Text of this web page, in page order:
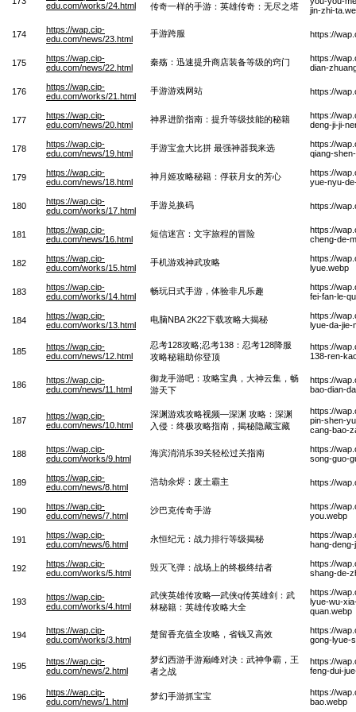
edu.com/works/24.html
传奇一样的手游：英雄传奇：无尽之塔
jin-zhi-
174
https://wap.cip-
edu.com/news/23.html
手游跨服 https://
175
https://wap.cip-
edu.com/news/22.html
秦殇：迅速提升商店装备等级的窍门
https://
dian-
176
https://wap.cip-
edu.com/works/21.html
手游游戏网站 https://
177
https://wap.cip-
edu.com/news/20.html
神界进阶指南：提升等级技能的秘籍
https://
deng-ji-ji-
178
https://wap.cip-
edu.com/news/19.html
手游宝盒大比拼 最强神器我来选
https://
qiang-
179
https://wap.cip-
edu.com/news/18.html
神月姬攻略秘籍：俘获月女的芳心
https://
yue-nyu-
180
https://wap.cip-
edu.com/works/17.html
手游兑换码 https://
181
https://wap.cip-
edu.com/news/16.html
短信迷宫：文字旅程的冒险
https://
cheng-de-
182
https://wap.cip-
edu.com/works/15.html
手机游戏神武攻略
https://
lyue.webp
183
https://wap.cip-
edu.com/works/14.html
畅玩日式手游，体验非凡乐趣
https://
fei-fan-le-
184
https://wap.cip-
edu.com/works/13.html
电脑NBA 2K22下载攻略大揭秘
https://
lyue-da-jie-
185
https://wap.cip-
edu.com/news/12.html
忍考128攻略;忍考138：忍考128降服
攻略秘籍助你登顶
https://
138-ren-
186
https://wap.cip-
edu.com/news/11.html
御龙手游吧：攻略宝典，大神云集，畅
游天下
https://
bao-dian-
187
https://wap.cip-
edu.com/news/10.html
深渊游戏攻略视频—深渊 攻略：深渊
入侵：终极攻略指南，揭秘隐藏宝藏
https://
pin-shen-
cang-bao-
188
https://wap.cip-
edu.com/works/9.html
海滨消消乐39关轻松过关指南
https://
song-guo-
189
https://wap.cip-
edu.com/news/8.html
浩劫余烬：废土霸主 https://
190
https://wap.cip-
edu.com/news/7.html
沙巴克传奇手游
https://
you.webp
191
https://wap.cip-
edu.com/news/6.html
永恒纪元：战力排行等级揭秘
https://
hang-deng-
192
https://wap.cip-
edu.com/works/5.html
毁灭飞弹：战场上的终极终结者
https://
shang-de-
193
https://wap.cip-
edu.com/works/4.html
武侠英雄传攻略—武侠q传英雄剑：武
林秘籍：英雄传攻略大全
https://
lyue-wu-
quan.webp
194
https://wap.cip-
edu.com/works/3.html
楚留香充值全攻略，省钱又高效
https://
gong-lyue-
195
https://wap.cip-
edu.com/news/2.html
梦幻西游手游巅峰对决：武神争霸，王
者之战
https://
feng-dui-
196
https://wap.cip-
edu.com/news/1.html
梦幻手游抓宝宝
https://
bao.webp